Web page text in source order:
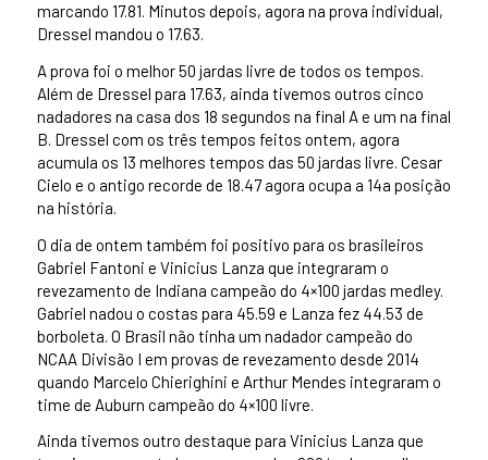
marcando 17.81. Minutos depois, agora na prova individual,
Dressel mandou o 17.63.
A prova foi o melhor 50 jardas livre de todos os tempos.
Além de Dressel para 17.63, ainda tivemos outros cinco
nadadores na casa dos 18 segundos na final A e um na final
B. Dressel com os três tempos feitos ontem, agora
acumula os 13 melhores tempos das 50 jardas livre. Cesar
Cielo e o antigo recorde de 18.47 agora ocupa a 14a posição
na história.
O dia de ontem também foi positivo para os brasileiros
Gabriel Fantoni e Vinicius Lanza que integraram o
revezamento de Indiana campeão do 4×100 jardas medley.
Gabriel nadou o costas para 45.59 e Lanza fez 44.53 de
borboleta. O Brasil não tinha um nadador campeão do
NCAA Divisão I em provas de revezamento desde 2014
quando Marcelo Chierighini e Arthur Mendes integraram o
time de Auburn campeão do 4×100 livre.
Ainda tivemos outro destaque para Vinicius Lanza que